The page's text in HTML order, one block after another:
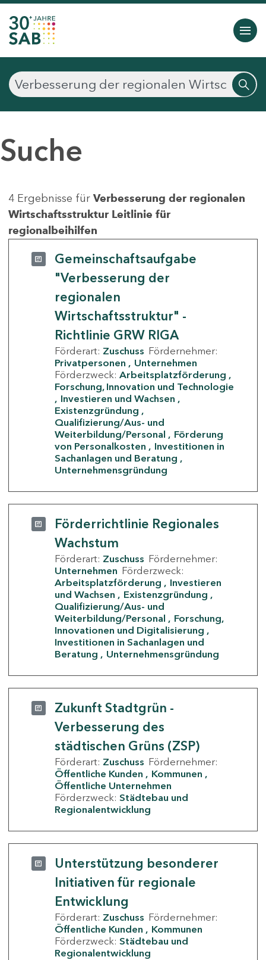
Suche
4 Ergebnisse für Verbesserung der regionalen
Wirtschaftsstruktur Leitlinie für
regionalbeihilfen
Gemeinschaftsaufgabe
"Verbesserung der
regionalen
Wirtschaftsstruktur" -
Richtlinie GRW RIGA
Förderart: Zuschuss Fördernehmer:
Privatpersonen
Unternehmen
Förderzweck: Arbeitsplatzförderung
Forschung, Innovation und Technologie
Investieren und Wachsen
Existenzgründung
Qualifizierung/Aus- und
Weiterbildung/Personal
Förderung
von Personalkosten
Investitionen in
Sachanlagen und Beratung
Unternehmensgründung
Förderrichtlinie Regionales
Wachstum
Förderart: Zuschuss Fördernehmer:
Unternehmen Förderzweck:
Arbeitsplatzförderung
Investieren
und Wachsen
Existenzgründung
Qualifizierung/Aus- und
Weiterbildung/Personal
Forschung,
Innovationen und Digitalisierung
Investitionen in Sachanlagen und
Beratung
Unternehmensgründung
Zukunft Stadtgrün -
Verbesserung des
städtischen Grüns (ZSP)
Förderart: Zuschuss Fördernehmer:
Öffentliche Kunden
Kommunen
Öffentliche Unternehmen
Förderzweck: Städtebau und
Regionalentwicklung
Unterstützung besonderer
Initiativen für regionale
Entwicklung
Förderart: Zuschuss Fördernehmer:
Öffentliche Kunden
Kommunen
Förderzweck: Städtebau und
Regionalentwicklung